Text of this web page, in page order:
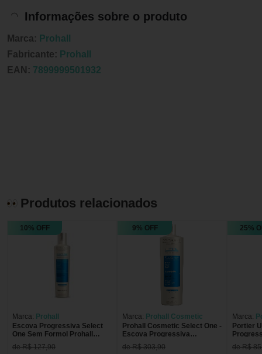
Informações sobre o produto
Marca: Prohall
Fabricante: Prohall
EAN: 7899999501932
Produtos relacionados
10% OFF
Marca: Prohall
Escova Progressiva Select
One Sem Formol Prohall
300Ml
de R$ 127,90
9% OFF
Marca: Prohall Cosmetic
Prohall Cosmetic Select One -
Escova Progressiva
Orgânica Sem Formol 1L
de R$ 303,90
25%
Marca:
Portier
250ml
de R$